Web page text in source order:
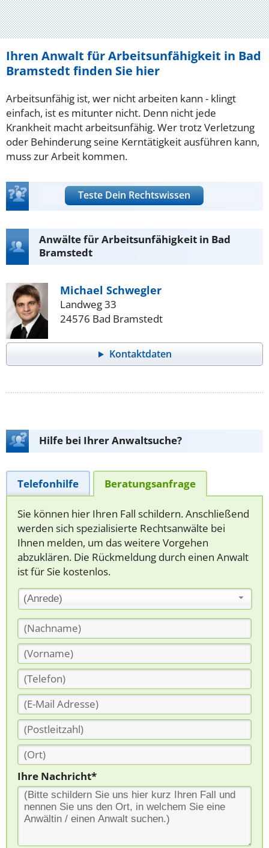
Ihren Anwalt für Arbeitsunfähigkeit in Bad
Bramstedt finden Sie hier
Arbeitsunfähig ist, wer nicht arbeiten kann - klingt
einfach, ist es mitunter nicht. Denn nicht jede
Krankheit macht arbeitsunfähig. Wer trotz Verletzung
oder Behinderung seine Kerntätigkeit ausführen kann,
muss zur Arbeit kommen.
Teste Dein Rechtswissen
Anwälte für Arbeitsunfähigkeit in Bad
Bramstedt
Michael Schwegler
Landweg 33
24576 Bad Bramstedt
Kontaktdaten
Hilfe bei Ihrer Anwaltsuche?
Telefonhilfe Beratungsanfrage
Sie können hier Ihren Fall schildern. Anschließend
werden sich spezialisierte Rechtsanwälte bei
Ihnen melden, um das weitere Vorgehen
abzuklären. Die Rückmeldung durch einen Anwalt
ist für Sie kostenlos.
(Anrede)
Ihre Nachricht*